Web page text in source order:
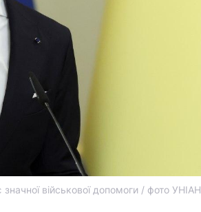
військової допомоги / фото УНІАН